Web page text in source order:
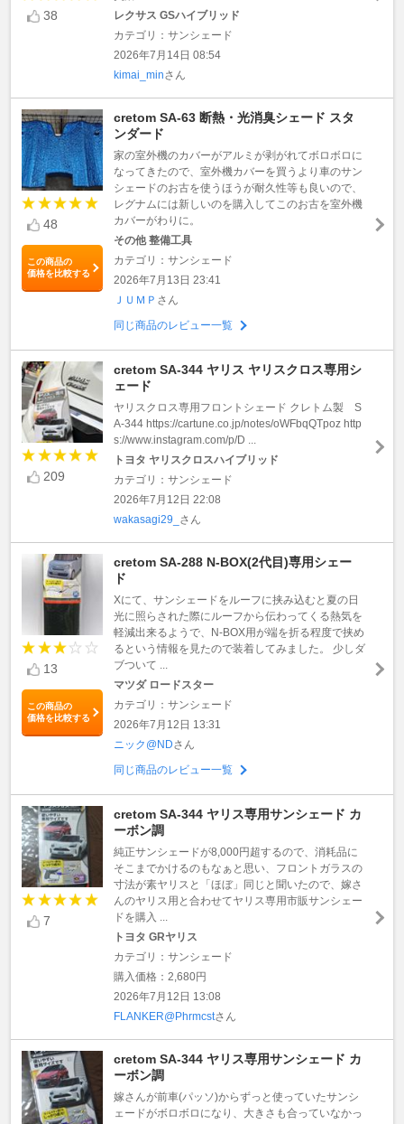
38
レクサス GSハイブリッド
カテゴリ：サンシェード
2026年7月14日 08:54
kimai_minさん
48
この商品の
価格を比較する
cretom SA-63 断熱・光消臭シェード スタ
ンダード
家の室外機のカバーがアルミが剥がれてボロボロに
なってきたので、室外機カバーを買うより車のサン
シェードのお古を使うほうが耐久性等も良いので、
レグナムには新しいのを購入してこのお古を室外機
カバーがわりに。
その他 整備工具
カテゴリ：サンシェード
2026年7月13日 23:41
ＪＵＭＰ さん
同じ商品のレビュー一覧
209
cretom SA-344 ヤリス ヤリスクロス専用シ
ェード
ヤリスクロス専用フロントシェード クレトム製 S
A-344 https://cartune.co.jp/notes/oWFbqQTpoz http
s://www.instagram.com/p/D ...
トヨタ ヤリスクロスハイブリッド
カテゴリ：サンシェード
2026年7月12日 22:08
wakasagi29_ さん
13
この商品の
価格を比較する
cretom SA-288 N-BOX(2代目)専用シェー
ド
Xにて、サンシェードをルーフに挟み込むと夏の日
光に照らされた際にルーフから伝わってくる熱気を
軽減出来るようで、N-BOX用が端を折る程度で挟め
るという情報を見たので装着してみました。 少しダ
ブついて ...
マツダ ロードスター
カテゴリ：サンシェード
2026年7月12日 13:31
ニック@NDさん
同じ商品のレビュー一覧
7
cretom SA-344 ヤリス専用サンシェード カ
ーボン調
純正サンシェードが8,000円超するので、消耗品に
そこまでかけるのもなぁと思い、フロントガラスの
寸法が素ヤリスと「ほぼ」同じと聞いたので、嫁さ
んのヤリス用と合わせてヤリス専用市販サンシェー
ドを購入 ...
トヨタ GRヤリス
カテゴリ：サンシェード
購入価格：2,680円
2026年7月12日 13:08
FLANKER@Phrmcstさん
cretom SA-344 ヤリス専用サンシェード カ
ーボン調
嫁さんが前車(パッソ)からずっと使っていたサンシ
ェードがボロボロになり、大きさも合っていなかっ